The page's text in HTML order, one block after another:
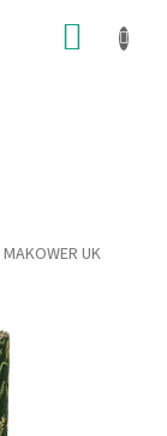
MAKOWER UK